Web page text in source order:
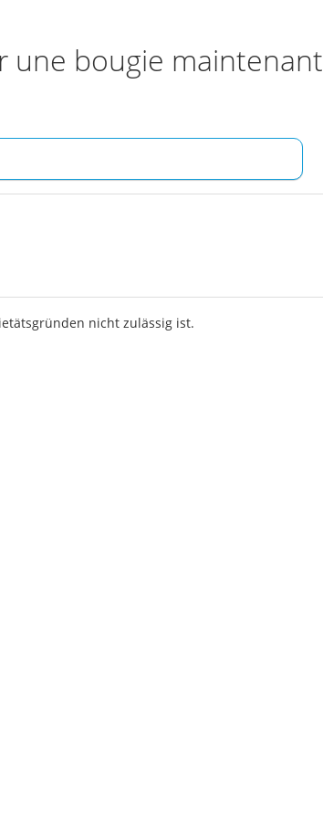
une bougie maintenant
nicht zulässig ist.